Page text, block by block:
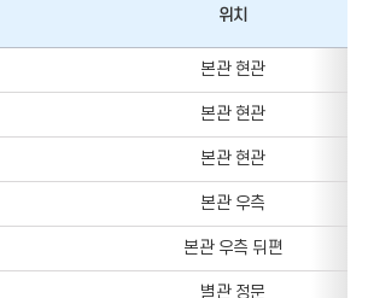
위치
본관 현관
본관 현관
본관 현관
본관 우측
본관 우측 뒤편
별관 정문